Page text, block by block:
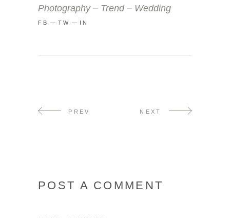
Photography Trend Wedding
FB TW IN
PREV NEXT
POST A COMMENT